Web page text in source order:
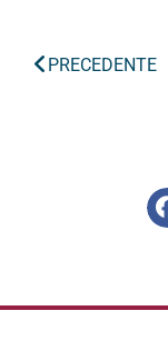
PRECEDENTE